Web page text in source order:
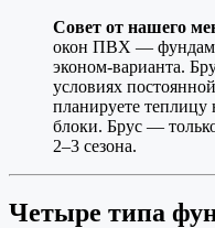
Совет от нашего
окон ПВХ —
эконом-варианта.
условиях
планируете
блоки. Брус —
2–3 сезона.
Четыре типа